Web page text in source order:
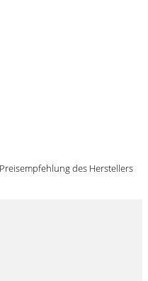
des Herstellers